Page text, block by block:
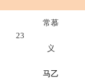
23
常慕
义
马乙